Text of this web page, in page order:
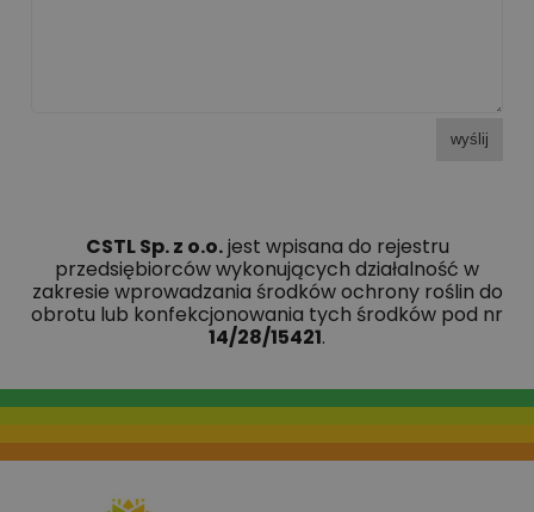
wyślij
CSTL Sp. z o.o.jest wpisana do rejestru
przedsiębiorców wykonujących działalność w
zakresie wprowadzania środków ochrony roślin do
obrotu lub konfekcjonowania tych środków pod nr
14/28/15421.